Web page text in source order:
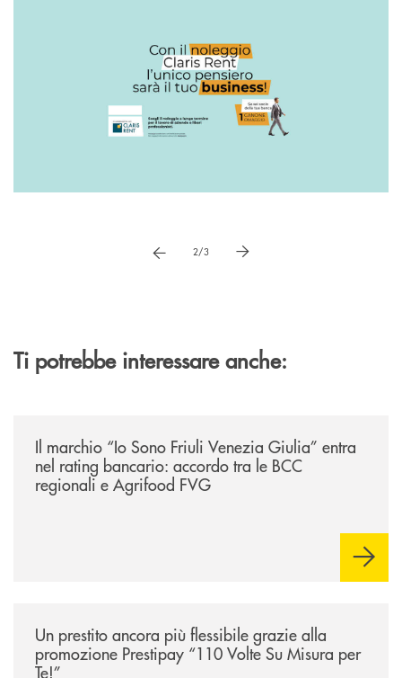
vai a immagne precedente
2/3 vai a immagine successiva
Ti potrebbe interessare anche:
Il marchio “Io Sono Friuli Venezia Giulia” entra
nel rating bancario: accordo tra le BCC
regionali e Agrifood FVG
Un prestito ancora più flessibile grazie alla
promozione Prestipay “110 Volte Su Misura per
Te!”